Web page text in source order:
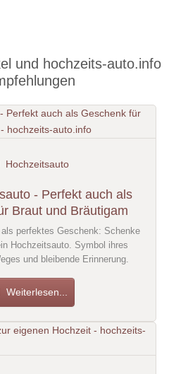
und hochzeits-auto.info
- Perfekt auch als
Braut und Bräutigam
Hochzeitsauto
perfektes Geschenk: Schenke
Hochzeitsauto. Symbol ihres
und bleibende Erinnerung.
Weiterlesen...